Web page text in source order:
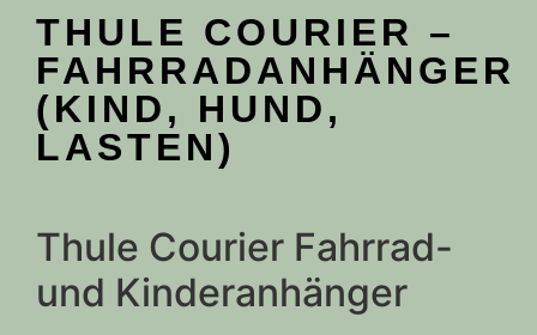
THULE COURIER –
FAHRRADANHÄNGER
(KIND, HUND,
LASTEN)
Thule Courier Fahrrad-
und Kinderanhänger